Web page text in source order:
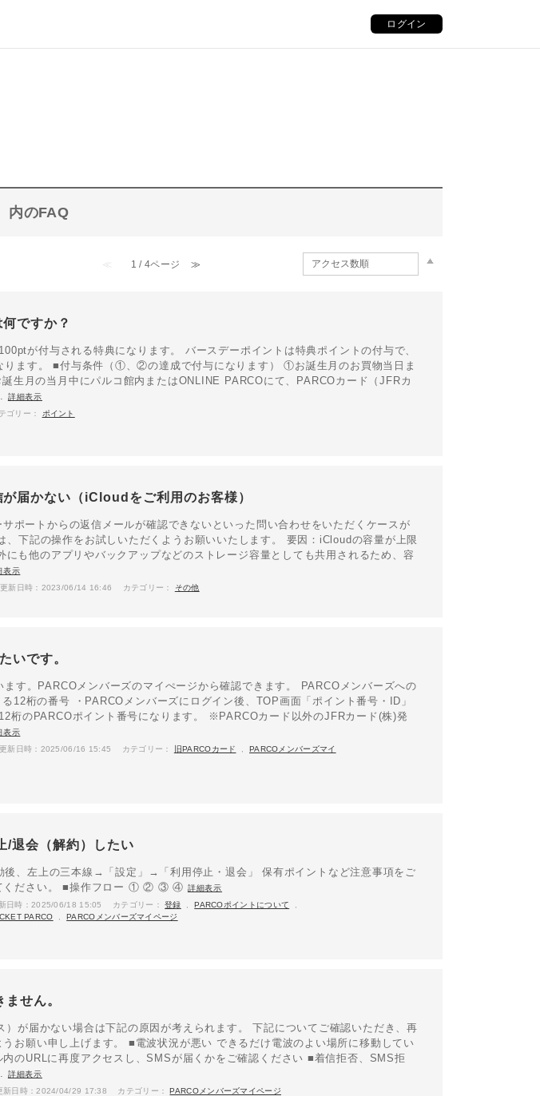
ログイン
内のFAQ
≪ 1 / 4ページ ≫
ですか？
が付与される特典になります。 バースデーポイントは特典ポイントの付与で、
ります。 ■付与条件（①、②の達成で付与になります） ①お誕生月のお買物当日ま
生月の当月中にパルコ館内またはONLINE PARCOにて、PARCOカード（JFRカ
詳細表示
ゴリー： ポイント
届かない（iCloudをご利用のお客様）
ポートからの返信メールが確認できないといった問い合わせをいただくケースが
、下記の操作をお試しいただくようお願いいたします。 要因：iCloudの容量が上限
も他のアプリやバックアップなどのストレージ容量としても共用されるため、容
表示
更新日時：2023/06/14 16:46 カテゴリー： その他
いです。
す。PARCOメンバーズのマイぺージから確認できます。 PARCOメンバーズへの
12桁の番号 ・PARCOメンバーズにログイン後、TOP画面「ポイント番号・ID」
桁のPARCOポイント番号になります。 ※PARCOカード以外のJFRカード(株)発
表示
更新日時：2025/06/16 15:45 カテゴリー： 旧PARCOカード
PARCOメンバーズマイ
/退会（解約）したい
、左上の三本線→「設定」→「利用停止・退会」 保有ポイントなど注意事項をご
ください。 ■操作フロー ① ② ③ ④ 詳細表示
日時：2025/06/18 15:05 カテゴリー：登録 ,PARCOポイントについて
PARCO ,PARCOメンバーズマイページ
せん。
が届かない場合は下記の原因が考えられます。 下記についてご確認いただき、再
お願い申し上げます。 ■電波状況が悪い できるだけ電波のよい場所に移動してい
のURLに再度アクセスし、SMSが届くかをご確認ください ■着信拒否、SMS拒
詳細表示
新日時：2024/04/29 17:38 カテゴリー：PARCOメンバーズマイページ